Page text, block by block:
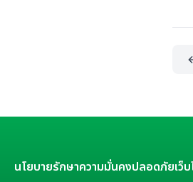
นโยบายรักษาความมั่นคงปลอดภัยเว็บ